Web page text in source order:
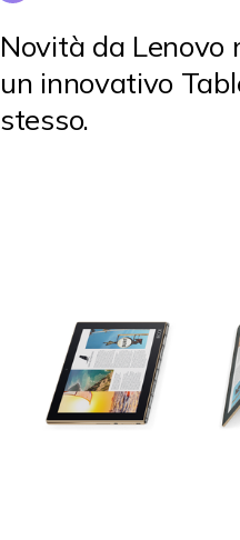
Novità da Lenovo
un innovativo
stesso.